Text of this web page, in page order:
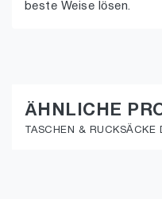
beste Weise lösen.
ÄHNLICHE
TASCHEN & RUCKSÄCKE